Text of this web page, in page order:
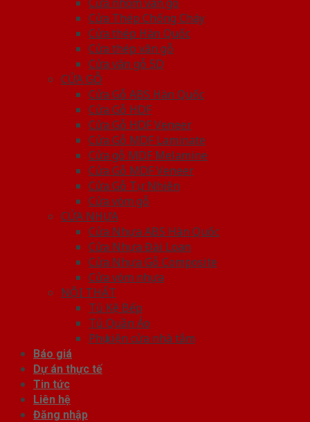
Cửa Thép Chống Cháy
Cửa thép Hàn Quốc
Cửa thép vân gỗ
Cửa vân gỗ 5D
CỬA GỖ
Cửa Gỗ ABS Hàn Quốc
Cửa Gỗ HDF
Cửa Gỗ HDF Veneer
Cửa Gỗ MDF Laminate
Cửa gỗ MDF Melamine
Cửa Gỗ MDF Veneer
Cửa Gỗ Tự Nhiên
Cửa vòm gỗ
CỬA NHỰA
Cửa Nhựa ABS Hàn Quốc
Cửa Nhựa Đài Loan
Cửa Nhựa Gỗ Composite
Cửa vòm nhựa
NỘI THẤT
Tủ Kệ Bếp
Tủ Quần Áo
Phụ kiện cửa nhà tắm
Báo giá
Dự án thực tế
Tin tức
Liên hệ
Đăng nhập